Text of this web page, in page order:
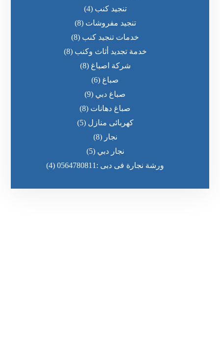
تنجيد كنب (4)
تنجيد مفروشات (8)
خدمات تنجيد كنب (8)
خدمة تجديد أثاث وكنب (8)
شركة اصباغ (8)
صباغ (6)
صباغ دبي (9)
صباغ دهانات (8)
كهربائى منازل (5)
نجار (8)
نجار دبي (5)
ورشة نجارة فى دبى :0564780811
(4)